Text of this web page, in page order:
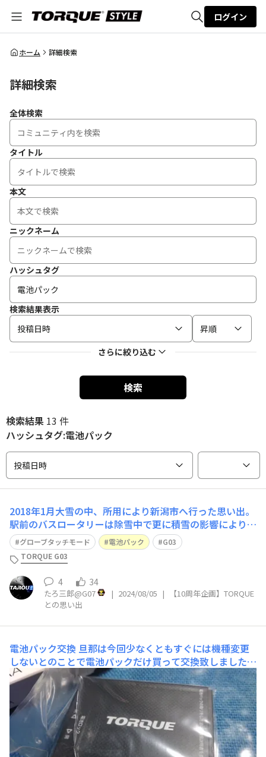
全体検索
ログイン
ホーム 詳細検索
詳細検索
全体検索
タイトル
本文
ニックネーム
ハッシュタグ
検索結果表示
投稿日時
昇順
さらに絞り込む
検索
検索結果 13 件
ハッシュタグ:電池パック
投稿日時
2018年1月大雪の中、所用により新潟市へ行った思い出。
駅前のバスロータリーは除雪中で更に積雪の影響により、
バスのダイヤは大混乱でした。いつまで待っても到着せ
ず、乗り場は長い列です。 TORQUE G03で訪問先へ遅れ
る旨を連絡した後、雪の中、凍えながらスナップを撮りま
した。雪が溶けて濡れても壊れ
グローブタッチモード 電池パック
G03
TORQUE G03
4 34
たろ三郎@G07 | 2024/08/05 |
【10周年企画】TORQUE
との思い出
電池パック交換 旦那は今回少なくともすぐには機種変更
しないとのことで電池パックだけ買って交換致しました。
電池パックの保ち良くなったか聞いたら意識してなかった
しよくわからんとかいう返答。いや意識せんでよくなった
なら格段に保ちが良くなったんではなかろうか。